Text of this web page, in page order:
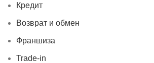
Кредит
Возврат и обмен
Франшиза
Trade-in